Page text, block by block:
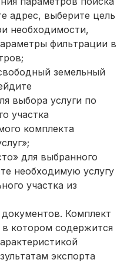
адрес, выберите цель
необходимости,
фильтрации в
земельный
выбора услуги по
участка
комплекта
для выбранного
необходимую услугу
участка из
Комплект
котором содержится
экспорта